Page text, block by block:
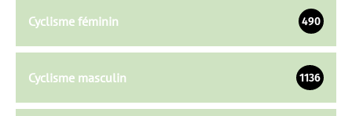
Cyclisme féminin 490
Cyclisme masculin 1136